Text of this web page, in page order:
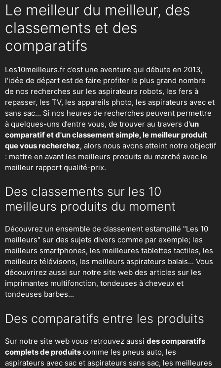
Le meilleur du meilleur, des
classements et des
comparatifs
Les10meilleurs.fr c’est une aventure qui débute en 2013,
l'idée de départ est de faire profiter le plus grand nombre
de nos recherches sur les aspirateurs robots, les fers à
repasser, les TV, les appareils photo, les aspirateurs avec et
sans sac… Si nos heures de recherches peuvent permettre
à quelques-uns d’entre vous, de trouver au travers d'un
comparatif et d'un classement simple, le meilleur produit
que vous recherchez, alors nous avons atteint notre objectif
: mettre en avant les meilleurs produits du marché avec le
meilleur rapport qualité-prix.
Des classements sur les 10
meilleurs produits du moment
Découvrez un ensemble de classement estampillé "Les 10
meilleurs" sur des sujets divers comme par exemple; les
meilleurs smartphones, les meilleures tablettes tactiles, les
meilleurs télévisons, les meilleurs aspirateurs balais... Vous
découvrirez aussi sur notre site web des articles sur les
imprimantes multifonction, tondeuses à cheveux et
tondeuses barbes...
Des comparatifs entre les produits
Sur notre site web vous retrouvez aussi des comparatifs
complets de produits comme les pneus auto, les
aspirateurs avec sac et aspirateurs sans sac, les meilleures